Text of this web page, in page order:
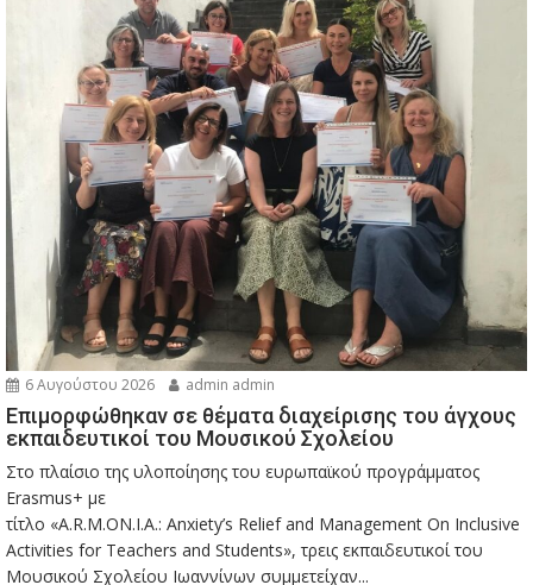
6 Αυγούστου 2026 admin admin
Eπιμορφώθηκαν σε θέματα διαχείρισης του άγχους
εκπαιδευτικοί του Μουσικού Σχολείου
Στο πλαίσιο της υλοποίησης του ευρωπαϊκού προγράμματος
Erasmus+ με
τίτλο «A.R.M.ON.I.A.: Anxiety’s Relief and Management On Inclusive
Activities for Teachers and Students», τρεις εκπαιδευτικοί του
Μουσικού Σχολείου Ιωαννίνων συμμετείχαν...